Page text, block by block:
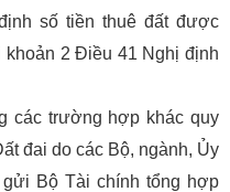
số tiền thuê đất được
khoản 2 Điều 41 Nghị định
các trường hợp khác quy
đai do các Bộ, ngành, Ủy
gửi Bộ Tài chính tổng hợp